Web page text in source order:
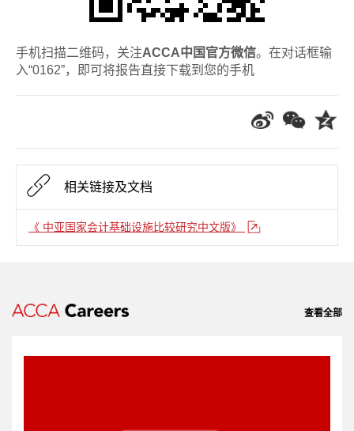
手机扫描二维码，关注ACCA中国官方微信。在对话框输
入“0162”，即可将报告直接下载到您的手机
相关链接及文档
《 中亚国家会计基础设施比较研究中文版》
查看全部